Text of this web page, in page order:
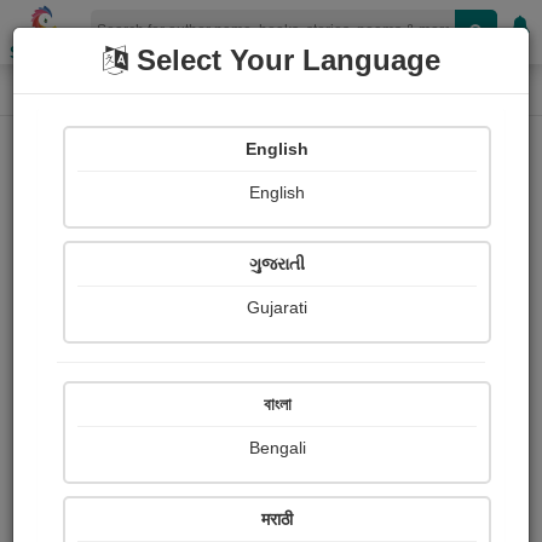
Shopizen
Home Photographs
Makvana Hiren
Received
Ratings
Share with your friends :
Select Your Language
English
English
ગુજરાતી
Gujarati
বাংলা
Bengali
मराठी